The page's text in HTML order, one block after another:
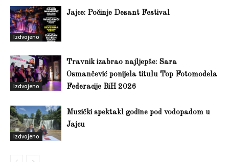
Izdvojeno
Jajce: Počinje Desant Festival
Izdvojeno
Travnik izabrao najljepše: Sara
Osmančević ponijela titulu Top Fotomodela
Federacije BiH 2026
Izdvojeno
Muzički spektakl godine pod vodopadom u
Jajcu